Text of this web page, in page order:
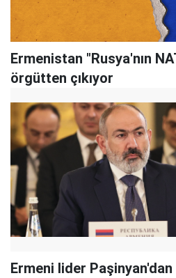
Ermenistan "Rusya'nın
örgütten çıkıyor
Ermeni lider